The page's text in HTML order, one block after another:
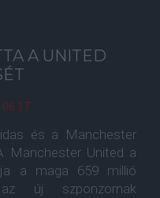
A UNITED
és a Manchester
Manchester United a
a maga 659 millió
az új szponzornak